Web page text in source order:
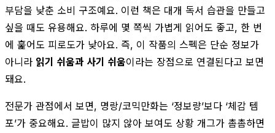
부담을 낮춘 소비 구조예요. 이런 책은 대개 독서 습관을 만들고
싶을 때도 유용해요. 하루에 몇 쪽씩 가볍게 읽어도 좋고, 한 번
에 훑어도 피로도가 낮아요. 즉, 이 작품의 스펙은 단순 정보가
아니라 읽기 쉬움과 사기 쉬움이라는 장점으로 연결된다고 보면
돼요.
전문가 관점에서 보면, 명랑/코믹만화는 ‘정보량’보다 ‘체감 템
포’가 중요해요. 글밥이 많지 않아 보여도 상황 개그가 촘촘하면